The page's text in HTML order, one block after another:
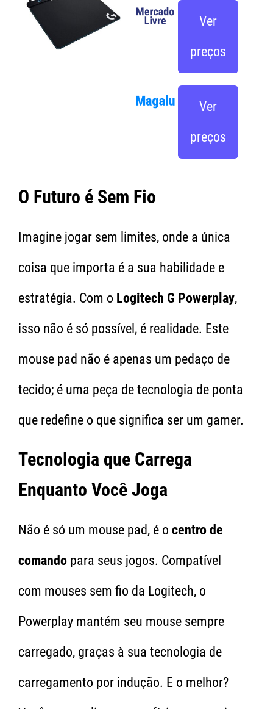
Ver
preços
Ver
preços
O Futuro é Sem Fio
Imagine jogar sem limites, onde a única
coisa que importa é a sua habilidade e
estratégia. Com o Logitech G Powerplay,
isso não é só possível, é realidade. Este
mouse pad não é apenas um pedaço de
tecido; é uma peça de tecnologia de ponta
que redefine o que significa ser um gamer.
Tecnologia que Carrega
Enquanto Você Joga
Não é só um mouse pad, é o centro de
comando para seus jogos. Compatível
com mouses sem fio da Logitech, o
Powerplay mantém seu mouse sempre
carregado, graças à sua tecnologia de
carregamento por indução. E o melhor?